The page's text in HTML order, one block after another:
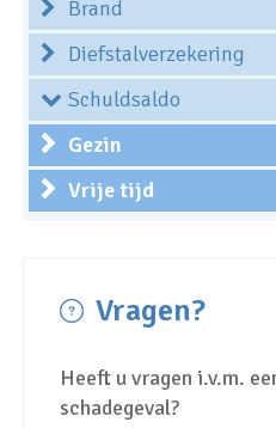
Brand
Diefstalverzekering
Schuldsaldo
Gezin
Vrije tijd
Vragen?
Heeft u vragen i.v.m.
schadegeval?